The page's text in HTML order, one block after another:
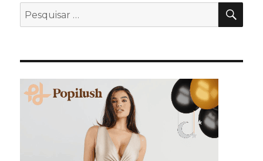
Pesquisar
por: